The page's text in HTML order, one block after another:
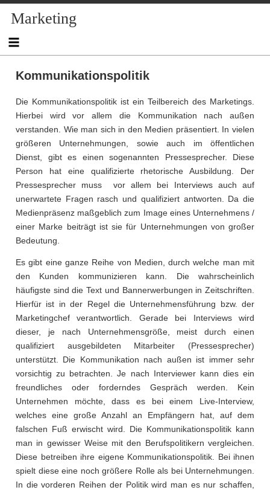
Marketing
Kommunikationspolitik
Die Kommunikationspolitik ist ein Teilbereich des Marketings.
Hierbei wird vor allem die Kommunikation nach außen
verstanden. Wie man sich in den Medien präsentiert. In vielen
größeren Unternehmungen, sowie auch im öffentlichen
Dienst, gibt es einen sogenannten Pressesprecher. Diese
Person hat eine qualifizierte rhetorische Ausbildung. Der
Pressesprecher muss vor allem bei Interviews auch auf
unerwartete Fragen rasch und qualifiziert antworten. Da die
Medienpräsenz maßgeblich zum Image eines Unternehmens /
einer Marke beiträgt ist sie für Unternehmungen von großer
Bedeutung.
Es gibt eine ganze Reihe von Medien, durch welche man mit
den Kunden kommunizieren kann. Die wahrscheinlich
häufigste sind die Text und Bannerwerbungen in Zeitschriften.
Hierfür ist in der Regel die Unternehmensführung bzw. der
Marketingchef verantwortlich. Gerade bei Interviews wird
dieser, je nach Unternehmensgröße, meist durch einen
qualifiziert ausgebildeten Mitarbeiter (Pressesprecher)
unterstützt. Die Kommunikation nach außen ist immer sehr
vorsichtig zu betrachten. Je nach Interviewer kann dies ein
freundliches oder forderndes Gespräch werden. Kein
Unternehmen möchte, dass es bei einem Live-Interview,
welches eine große Anzahl an Empfängern hat, auf dem
falschen Fuß erwischt wird. Die Kommunikationspolitik kann
man in gewisser Weise mit den Berufspolitikern vergleichen.
Diese betreiben ihre eigene Kommunikationspolitik. Bei ihnen
spielt diese eine noch größere Rolle als bei Unternehmungen.
In die vorderen Reihen der Politik wird man es nur schaffen,